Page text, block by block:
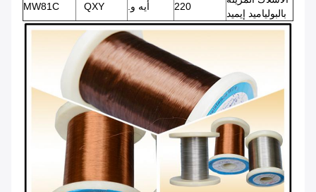
بالبولياميد إيميد
220 أيه و. QXY
MW81C